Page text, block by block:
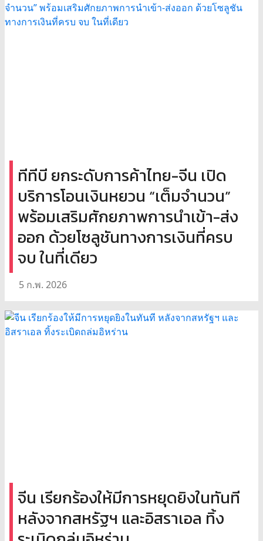
ทีทีบี ยกระดับการค้าไทย-จีน เปิด
บริการโอนเงินหยวน “เต็มจำนวน”
พร้อมเสริมศักยภาพการนำเข้า-ส่ง
ออก ด้วยโซลูชันทางการเงินที่ครบ
จบ ในที่เดียว
5 ก.พ. 2026
จีน เรียกร้องให้มีการหยุดยิงในทันที
หลังจากสหรัฐฯ และอิสราเอล ทิ้ง